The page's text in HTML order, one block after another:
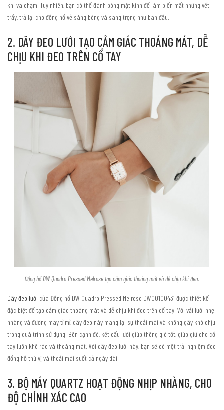
khi va chạm. Tuy nhiên, bạn có thể đánh bóng mặt kính để làm biến mất những vết
trầy, trả lại cho đồng hồ vẻ sáng bóng và sang trọng như ban đầu.
2. DÂY ĐEO LƯỚI TẠO CẢM GIÁC THOÁNG MÁT, DỄ
CHỊU KHI ĐEO TRÊN CỔ TAY
Đồng hồ DW Quadro Pressed Melrose tạo cảm giác thoáng mát và dễ chịu khi đeo.
Dây đeo lưới của Đồng hồ DW Quadro Pressed Melrose DW00100431 được thiết kế
đặc biệt để tạo cảm giác thoáng mát và dễ chịu khi đeo trên cổ tay. Với vải lưới nhẹ
nhàng và đường may tỉ mỉ, dây đeo này mang lại sự thoải mái và không gây khó chịu
trong quá trình sử dụng. Bên cạnh đó, kết cấu lưới giúp thông gió tốt, giúp giữ cho cổ
tay luôn khô ráo và thoáng mát. Với dây đeo lưới này, bạn sẽ có một trải nghiệm đeo
đồng hồ thú vị và thoải mái suốt cả ngày dài.
3. BỘ MÁY QUARTZ HOẠT ĐỘNG NHỊP NHÀNG, CHO
ĐỘ CHÍNH XÁC CAO